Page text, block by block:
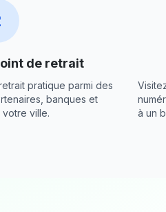
de retrait
pratique parmi des
banques et
votre ville.
à un